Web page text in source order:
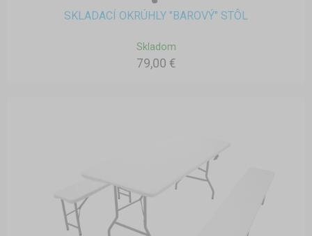
SKLADACÍ OKRÚHLY "BAROVÝ" STÔL
Skladom
79,00 €